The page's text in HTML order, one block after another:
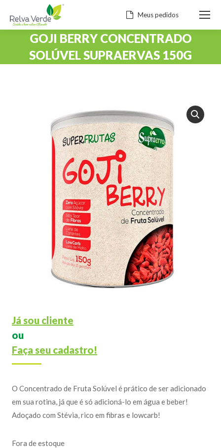
Meus pedidos
GOJI BERRY CONCENTRADO
SOLÚVEL SUPRAERVAS 150G
Já sou cliente
ou
Faça seu cadastro!
O Concentrado de Fruta Solúvel é prático de ser adicionado
em sua rotina, já que é só adicioná-lo em água e beber!
Adoçado com Stévia, rico em fibras e lowcarb!
Fora de estoque